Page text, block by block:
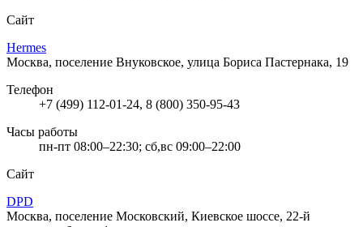
Сайт
Hermes
Москва, поселение Внуковское, улица Бориса Пастернака, 19
Телефон
+7 (499) 112-01-24, 8 (800) 350-95-43
Часы работы
пн-пт 08:00–22:30; сб,вс 09:00–22:00
Сайт
DPD
Москва, поселение Московский, Киевское шоссе, 22-й